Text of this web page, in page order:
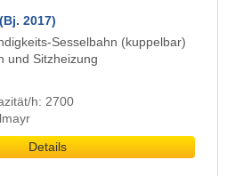
2017)
Sesselbahn (kuppelbar)
und Sitzheizung
h: 2700
Details